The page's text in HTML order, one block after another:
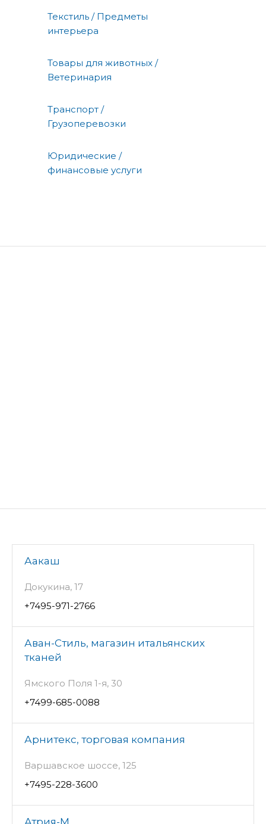
Текстиль / Предметы
интерьера
Товары для животных /
Ветеринария
Транспорт /
Грузоперевозки
Юридические /
финансовые услуги
Аакаш
Докукина, 17
+7495-971-2766
Аван-Стиль, магазин итальянских
тканей
Ямского Поля 1-я, 30
+7499-685-0088
Арнитекс, торговая компания
Варшавское шоссе, 125
+7495-228-3600
Атрия-М